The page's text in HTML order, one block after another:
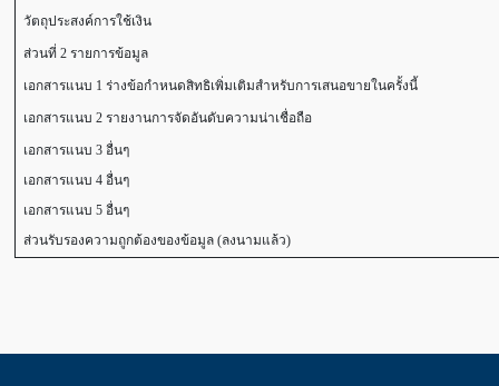
วัตถุประสงค์การใช้เงิน
ส่วนที่ 2 รายการข้อมูล
เอกสารแนบ 1 ร่างข้อกำหนดสิทธิเพิ่มเติมสำหรับการเสนอขายในครั้งนี้
เอกสารแนบ 2 รายงานการจัดอันดับความน่าเชื่อถือ
เอกสารแนบ 3 อื่นๆ
เอกสารแนบ 4 อื่นๆ
เอกสารแนบ 5 อื่นๆ
ส่วนรับรองความถูกต้องของข้อมูล (ลงนามแล้ว)